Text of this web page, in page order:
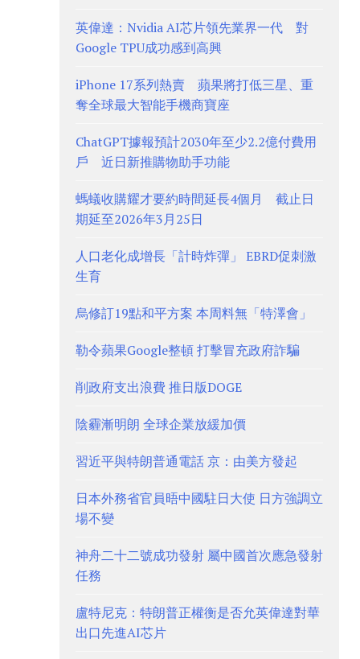
英偉達：Nvidia AI芯片領先業界一代 對
Google TPU成功感到高興
iPhone 17系列熱賣 蘋果將打低三星、重
奪全球最大智能手機商寶座
ChatGPT據報預計2030年至少2.2億付費用
戶 近日新推購物助手功能
螞蟻收購耀才要約時間延長4個月 截止日
期延至2026年3月25日
人口老化成增長「計時炸彈」 EBRD促刺激
生育
烏修訂19點和平方案 本周料無「特澤會」
勒令蘋果Google整頓 打擊冒充政府詐騙
削政府支出浪費 推日版DOGE
陰霾漸明朗 全球企業放緩加價
習近平與特朗普通電話 京：由美方發起
日本外務省官員晤中國駐日大使 日方強調立
場不變
神舟二十二號成功發射 屬中國首次應急發射
任務
盧特尼克：特朗普正權衡是否允英偉達對華
出口先進AI芯片